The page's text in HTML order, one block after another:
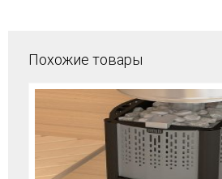
Похожие товары